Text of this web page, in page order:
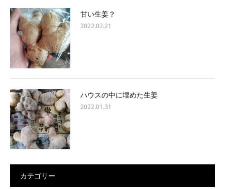
甘い生姜？
2022.02.21
ハウスの中に埋めた生姜
2022.01.31
カテゴリー